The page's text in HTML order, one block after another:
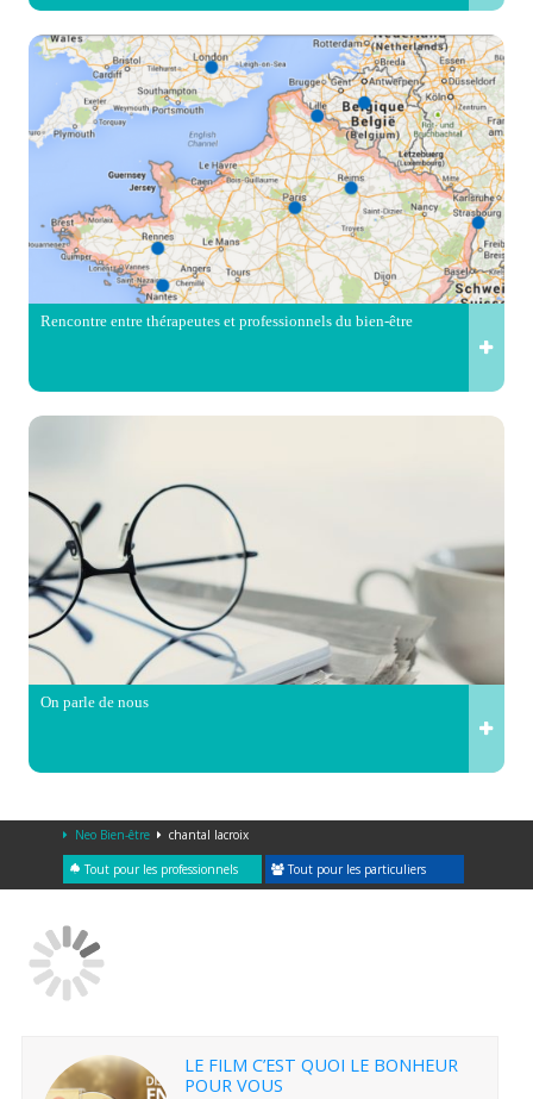
Rencontre entre thérapeutes et professionnels du bien-être
On parle de nous
Neo Bien-être chantal lacroix
Tout pour les professionnels Tout pour les particuliers
LE FILM C’EST QUOI LE BONHEUR
POUR VOUS